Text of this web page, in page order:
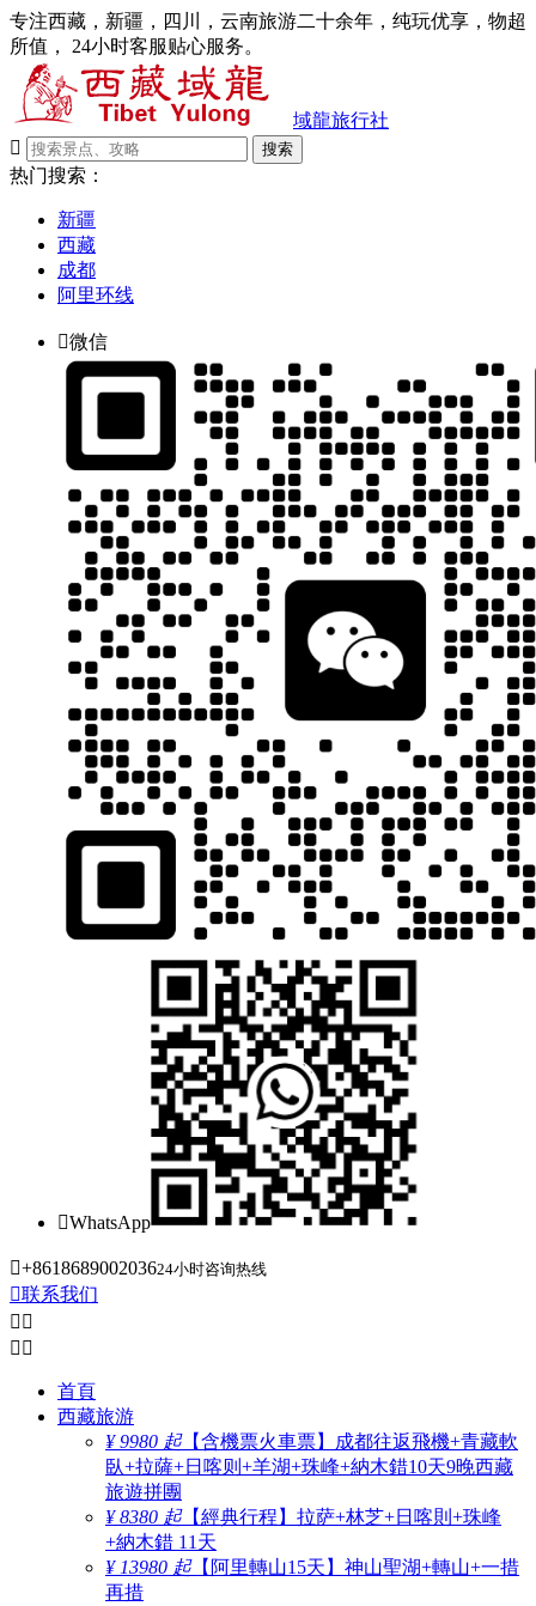
专注西藏，新疆，四川，云南旅游二十余年，纯玩优享，物超
所值， 24小时客服贴心服务。
域龍旅行社

搜索
热门搜索：
新疆
西藏
成都
阿里环线
微信
WhatsApp
+861868900203624小时咨询热线
联系我们
 
 
首頁
西藏旅游
¥ 9980 起【含機票火車票】成都往返飛機+青藏軟
臥+拉薩+日喀则+羊湖+珠峰+納木錯10天9晚西藏
旅遊拼團
¥ 8380 起【經典行程】拉萨+林芝+日喀則+珠峰
+納木錯 11天
¥ 13980 起【阿里轉山15天】神山聖湖+轉山+一措
再措